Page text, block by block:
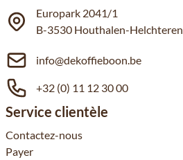
Europark 2041/1
B-3530 Houthalen-Helchteren
info@dekoffieboon.be
+32 (0) 11 12 30 00
Service clientèle
Contactez-nous
Payer